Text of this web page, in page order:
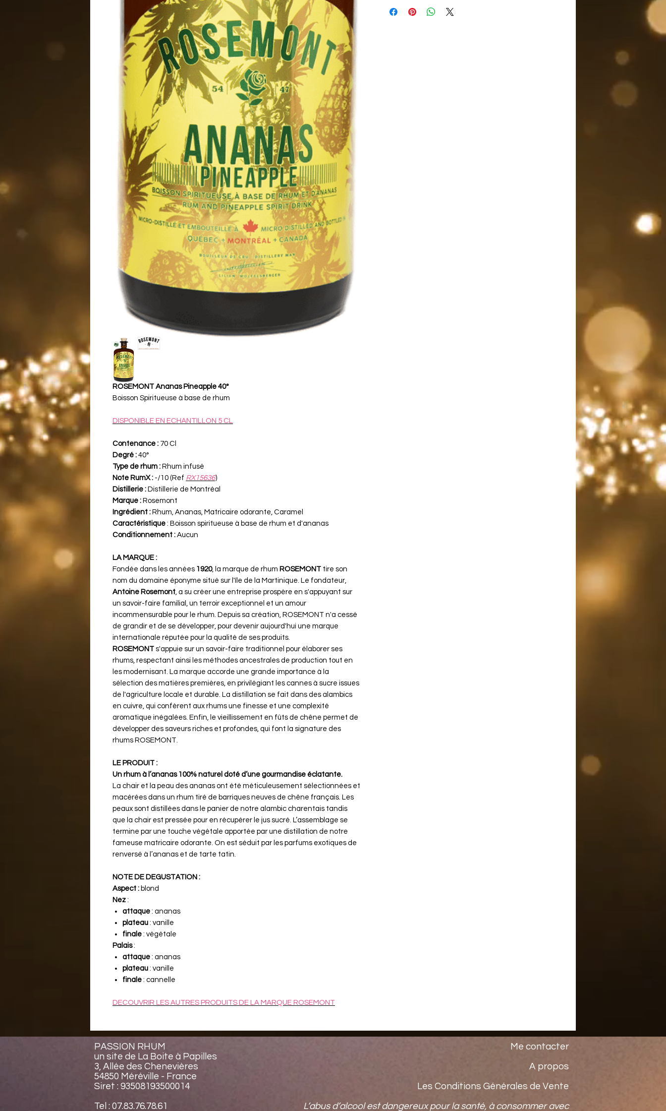
ROSEMONT Ananas Pineapple 40°
Boisson Spiritueuse à base de rhum
DISPONIBLE EN ECHANTILLON 5 CL
Contenance : 70 Cl
Degré : 40°
Type de rhum : Rhum infusé
Note RumX : -/10 (Ref RX15636)
Distillerie : Distillerie de Montréal
Marque : Rosemont
Ingrédient : Rhum, Ananas, Matricaire odorante, Caramel
Caractéristique : Boisson spiritueuse à base de rhum et d'ananas
Conditionnement : Aucun
LA MARQUE :
Fondée dans les années 1920, la marque de rhum ROSEMONT tire son
nom du domaine éponyme situé sur l'île de la Martinique. Le fondateur,
Antoine Rosemont , a su créer une entreprise prospère en s'appuyant sur
un savoir-faire familial, un terroir exceptionnel et un amour
incommensurable pour le rhum. Depuis sa création, ROSEMONT n'a cessé
de grandir et de se développer, pour devenir aujourd'hui une marque
internationale réputée pour la qualité de ses produits.
ROSEMONT s'appuie sur un savoir-faire traditionnel pour élaborer ses
rhums, respectant ainsi les méthodes ancestrales de production tout en
les modernisant. La marque accorde une grande importance à la
sélection des matières premières, en privilégiant les cannes à sucre issues
de l'agriculture locale et durable. La distillation se fait dans des alambics
en cuivre, qui confèrent aux rhums une finesse et une complexité
aromatique inégalées. Enfin, le vieillissement en fûts de chêne permet de
développer des saveurs riches et profondes, qui font la signature des
rhums ROSEMONT.
LE PRODUIT :
Un rhum à l’ananas 100% naturel doté d’une gourmandise éclatante.
La chair et la peau des ananas ont été méticuleusement sélectionnées et
macérées dans un rhum tiré de barriques neuves de chêne français. Les
peaux sont distillées dans le panier de notre alambic charentais tandis
que la chair est pressée pour en récupérer le jus sucré. L’assemblage se
termine par une touche végétale apportée par une distillation de notre
fameuse matricaire odorante. On est séduit par les parfums exotiques de
renversé à l’ananas et de tarte tatin.
NOTE DE DEGUSTATION :
Aspect : blond
Nez :
attaque : ananas
plateau : vanille
finale : végétale
Palais:
attaque : ananas
plateau : vanille
finale : cannelle
DECOUVRIR LES AUTRES PRODUITS DE LA MARQUE ROSEMONT
PASSION RHUM
un site de La Boite à Papilles
3, Allée des Chenevières
54850 Méréville - France
Siret : 93508193500014
Tel : 07.83.76.78.61
Me contacter
A propos
Les Conditions Générales de Vente
L’abus d’alcool est dangereux pour la santé, à consommer avec